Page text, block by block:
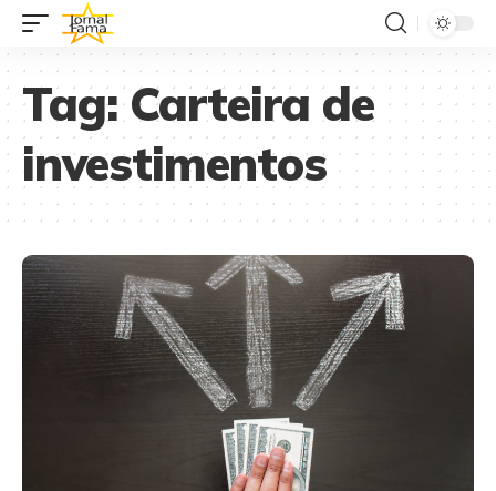
Tag:Carteira de
investimentos